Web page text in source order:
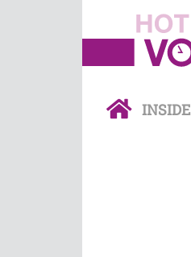
INSIDE